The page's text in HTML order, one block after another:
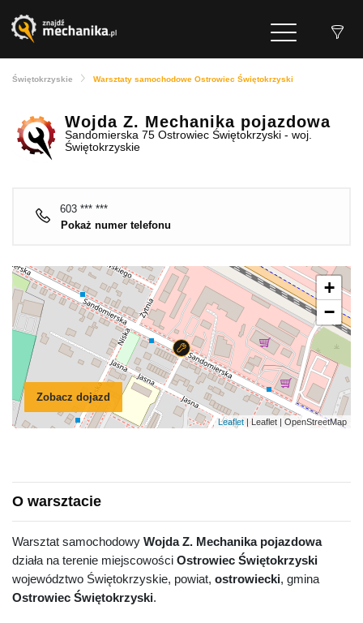
Świętokrzyskie Warsztaty samochodowe Ostrowiec Świętokrzyski
Wojda Z. Mechanika pojazdowa
Sandomierska 75 Ostrowiec Świętokrzyski - woj.
Świętokrzyskie
603 *** ***
Pokaż numer telefonu
Zobacz dojazd
+
−
Leaflet | Leaflet | OpenStreetMap
O warsztacie
Warsztat samochodowy Wojda Z. Mechanika pojazdowa
działa na terenie miejscowości Ostrowiec Świętokrzyski
województwo Świętokrzyskie, powiat, ostrowiecki, gmina
Ostrowiec Świętokrzyski.